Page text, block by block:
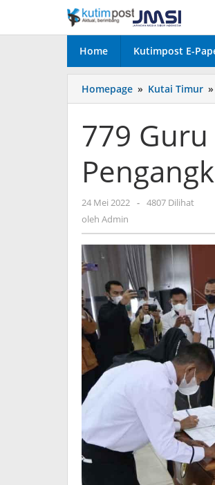
konten
Home Kutimpost E-
Homepage » Kutai Timur »
779
24 Mei 2022 oleh
- 4807 Dilihat
oleh Admin